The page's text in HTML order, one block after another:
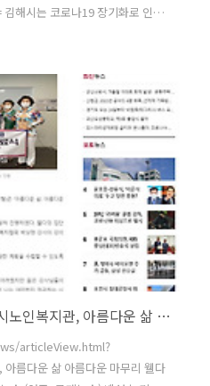
해시는 코로나19 장기화로 인해
비스를 제공하고자 ‘마음약국’
[2021. 7. 30 국제뉴스]영주시노인복지관, 아름다운 삶 아름다운 마무리 웰다잉 집단프로그램 수료식 진행
articleView.html?
름다운 삶 아름다운 마무리 웰다